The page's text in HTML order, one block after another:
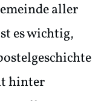
aller
es wichtig,
hinter